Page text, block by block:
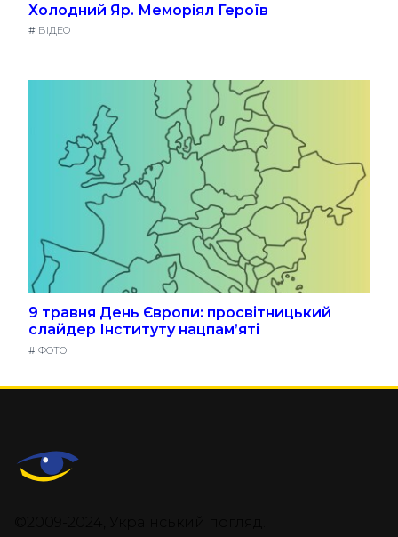
Холодний Яр. Меморіял Героїв
# ВІДЕО
9 травня День Європи: просвітницький
слайдер Інституту нацпам’яті
# ФОТО